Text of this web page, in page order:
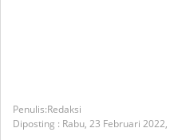
Redaksi
Diposting : Rabu, 23 Februari 2022,